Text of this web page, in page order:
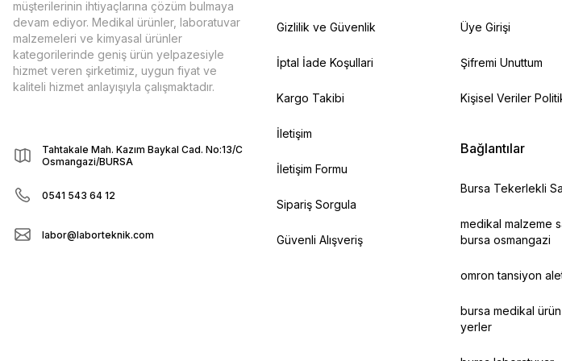
müşterilerinin ihtiyaçlarına çözüm bulmaya
devam ediyor. Medikal ürünler, laboratuvar
malzemeleri ve kimyasal ürünler
kategorilerinde geniş ürün yelpazesiyle
hizmet veren şirketimiz, uygun fiyat ve
kaliteli hizmet anlayışıyla çalışmaktadır.
Tahtakale Mah. Kazım Baykal Cad. No:13/C
Osmangazi/BURSA
0541 543 64 12
labor@laborteknik.com
Gizlilik ve Güvenlik
İptal İade Koşullari
Kargo Takibi
İletişim
İletişim Formu
Sipariş Sorgula
Güvenli Alışveriş
Üye Girişi
Şifremi Unuttum
Kişisel Veriler
Bağlantılar
Bursa Tekerlekli
medikal malzeme
bursa osmangazi
omron tansiyon
bursa medikal
yerler